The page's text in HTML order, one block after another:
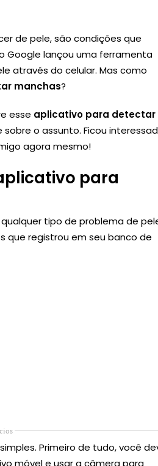
de pele, são condições que
Google lançou uma ferramenta
através do celular. Mas como
manchas?
esse aplicativo para detectar
o assunto. Ficou
agora mesmo!
para
tipo de problema de
que registrou em seu banco de
Primeiro de tudo, você
móvel e usar a câmera para